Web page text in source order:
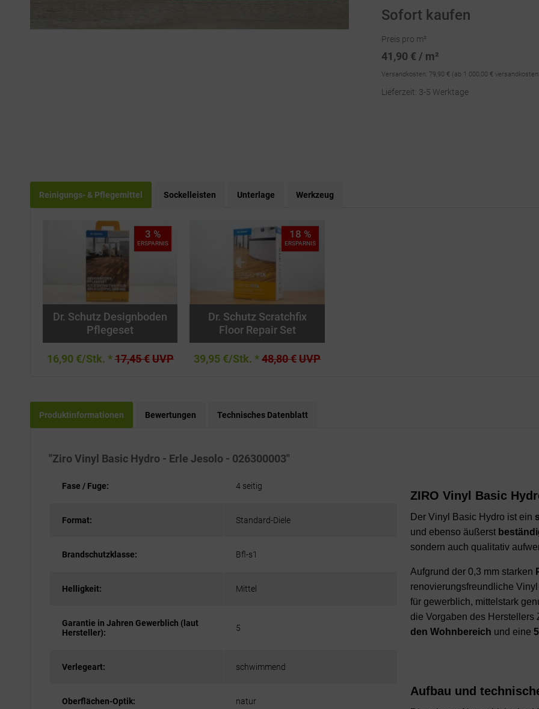
Sofort kaufen
Preis pro m²
41,90 € / m²
Versandkosten: 79,90 € (ab 1.000,00 €
Lieferzeit: 3-5 Werktage
Reinigungs- & Pflegemittel Sockelleisten Unterlage Werkzeug
3 %
ERSPARNIS
Dr. Schutz Designboden
Pflegeset
16,90 €/Stk. *17,45 €UVP
18 %
ERSPARNIS
Dr. Schutz Scratchfix
Floor Repair Set
39,95 €/Stk. *48,80 €UVP
Produktinformationen Bewertungen Technisches Datenblatt
"Ziro Vinyl Basic Hydro - Erle Jesolo - 026300003"
ZIRO Vinyl Basic
Der Vinyl Basic Hydro ist ein
und ebenso äußerst
sondern auch qualitativ
Aufgrund der 0,3 mm starken
renovierungsfreundliche
für gewerblich, mittelstark
die Vorgaben des Herstellers
den Wohnbereich und eine
Aufbau und
Fase / Fuge: 4 seitig
Format: Standard-Diele
Brandschutzklasse: Bfl-s1
Helligkeit: Mittel
Garantie in Jahren Gewerblich (laut
Hersteller):
5
Verlegeart: schwimmend
Oberflächen-Optik: natur